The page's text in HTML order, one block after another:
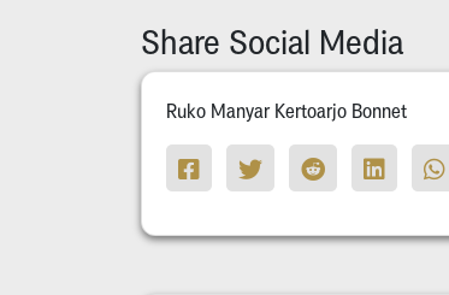
Share Social Media
Ruko Manyar Kertoarjo Bonnet